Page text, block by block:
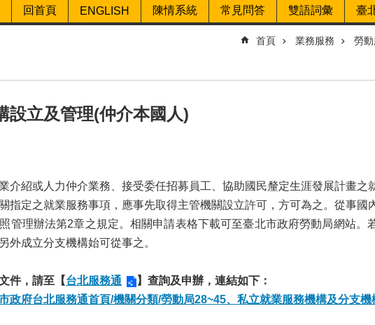
回首頁 ENGLISH 陳情系統 常見問答 雙語詞彙 臺
首頁 業務服務 勞
設立及管理(仲介本國人)
紹或人力仲介業務、接受委任招募員工、協助國民釐定生涯發展計畫之
指定之就業服務事項，應事先取得主管機關設立許可，方可為之。從事國
管理辦法第2章之規定。相關申請表格下載可至臺北市政府勞動局網站。
外成立分支機構始可從事之。
件，請至【台北服務通
】查詢及申辦，連結如下：
政府台北服務通首頁/機關分類/勞動局28~45、私立就業服務機構及分支機